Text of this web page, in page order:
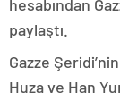
hesabından
paylaştı.
Gazze
Huza ve Han